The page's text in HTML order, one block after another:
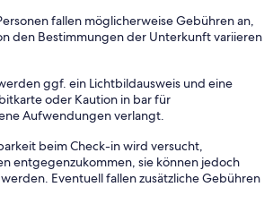
fallen möglicherweise Gebühren an,
den Bestimmungen der Unterkunft variieren
ggf. ein Lichtbildausweis und eine
oder Kaution in bar für
Aufwendungen verlangt.
beim Check-in wird versucht,
entgegenzukommen, sie können jedoch
Eventuell fallen zusätzliche Gebühren